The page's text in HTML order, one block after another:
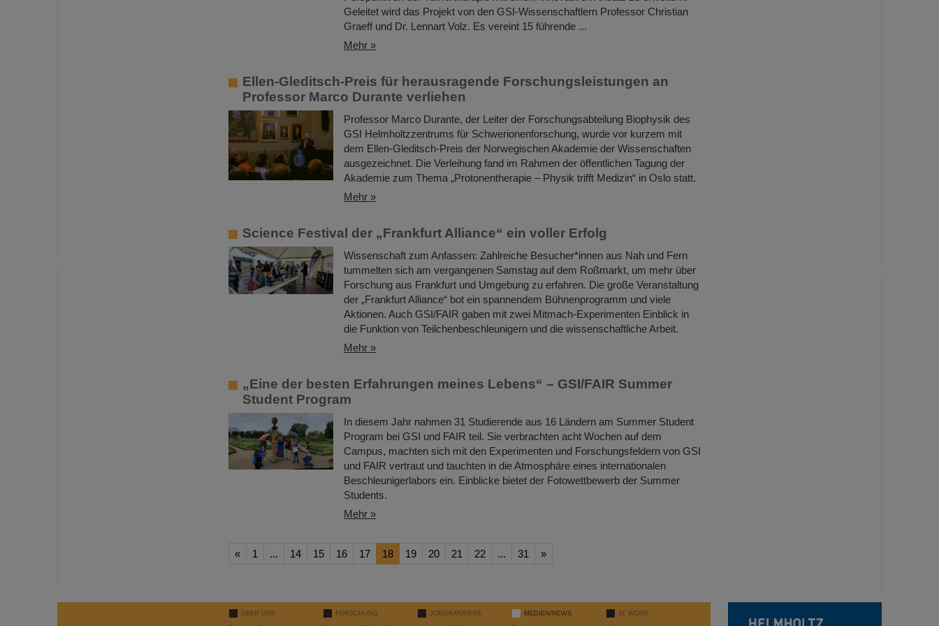
Geleitet wird das Projekt von den GSI-Wissenschaftlern Professor Christian
Graeff und Dr. Lennart Volz. Es vereint 15 führende ...
Mehr »
Ellen-Gleditsch-Preis für herausragende Forschungsleistungen an
Professor Marco Durante verliehen
Professor Marco Durante, der Leiter der Forschungsabteilung Biophysik des
GSI Helmholtzzentrums für Schwerionenforschung, wurde vor kurzem mit
dem Ellen-Gleditsch-Preis der Norwegischen Akademie der Wissenschaften
ausgezeichnet. Die Verleihung fand im Rahmen der öffentlichen Tagung der
Akademie zum Thema „Protonentherapie – Physik trifft Medizin“ in Oslo statt.
Mehr »
Science Festival der „Frankfurt Alliance“ ein voller Erfolg
Wissenschaft zum Anfassen: Zahlreiche Besucher*innen aus Nah und Fern
tummelten sich am vergangenen Samstag auf dem Roßmarkt, um mehr über
Forschung aus Frankfurt und Umgebung zu erfahren. Die große Veranstaltung
der „Frankfurt Alliance“ bot ein spannendem Bühnenprogramm und viele
Aktionen. Auch GSI/FAIR gaben mit zwei Mitmach-Experimenten Einblick in
die Funktion von Teilchenbeschleunigern und die wissenschaftliche Arbeit.
Mehr »
„Eine der besten Erfahrungen meines Lebens“ – GSI/FAIR Summer
Student Program
In diesem Jahr nahmen 31 Studierende aus 16 Ländern am Summer Student
Program bei GSI und FAIR teil. Sie verbrachten acht Wochen auf dem
Campus, machten sich mit den Experimenten und Forschungsfeldern von GSI
und FAIR vertraut und tauchten in die Atmosphäre eines internationalen
Beschleunigerlabors ein. Einblicke bietet der Fotowettbewerb der Summer
Students.
Mehr »
« 1 ... 14 15 16 17 18 19 20 21 22 ... 31 »
ÜBER UNS FORSCHUNG JOBS/KARRIERE MEDIEN/NEWS AT WORK